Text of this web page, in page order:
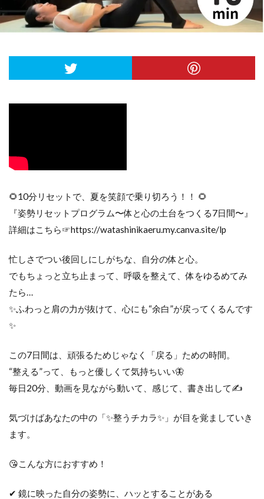
🌻10分リセットで、夏を笑顔で乗り切ろう！！ 🌻
『姿勢リセットプログラム〜体と心の土台をつくる7日間〜』
詳細はこちら☞https://watashinikaeru.my.canva.site/lp
忙しさでつい後回しにしがちな、自分の体と心。
でもちょっと立ち止まって、呼吸を整えて、体をゆるめてみ
たら…
✨ふわっと肩の力が抜けて、心にも“余白”が戻ってくるんです
✨
この7日間は、頑張るためじゃなく「戻る」ための時間。
“整える”って、もっと優しくて気持ちいい🦋
毎日20分、動画を見ながら動いて、感じて、書き出して✍️
気づけばあなたの中の「✨整うチカラ✨」が目を覚ましていき
ます。
😘こんな方におすすめ！
✔ 鏡に映った自分の姿勢に、ハッとすることがある